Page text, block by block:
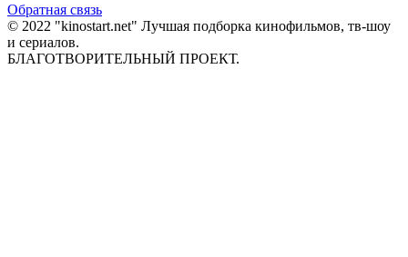
Обратная связь
© 2022 "kinostart.net" Лучшая подборка кинофильмов, тв-шоу
и сериалов.
БЛАГОТВОРИТЕЛЬНЫЙ ПРОЕКТ.